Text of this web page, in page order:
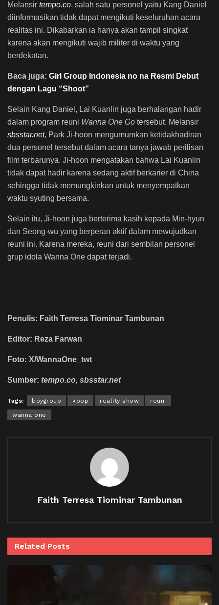
Melansir tempo.co, salah satu personel yaitu Kang Daniel
diinformasikan tidak dapat mengikuti keseluruhan acara
realitas ini. Dikabarkan ia hanya akan tampil singkat
karena akan mengikuti wajib militer di waktu yang
berdekatan.
Baca juga: Girl Group Indonesia no na Resmi Debut
dengan Lagu “Shoot”
Selain Kang Daniel, Lai Kuanlin juga berhalangan hadir
dalam program reuni Wanna One Go tersebut. Melansir
sbsstar.net, Park Ji-hoon mengumumkan ketidakhadiran
dua personel tersebut dalam acara tanya jawab perilisan
film terbarunya. Ji-hoon mengatakan bahwa Lai Kuanlin
tidak dapat hadir karena sedang aktif berkarier di China
sehingga tidak memungkinkan untuk menyempatkan
waktu syuting bersama.
Selain itu, Ji-hoon juga berterima kasih kepada Min-hyun
dan Seong-wu yang berperan aktif dalam mewujudkan
reuni ini. Karena mereka, reuni dari sembilan personel
grup idola Wanna One dapat terjadi.
Penulis: Faith Terresa Tiominar Tambunan
Editor: Reza Farwan
Foto: X/WannaOne_twt
Sumber: tempo.co, sbsstar.net
Tags: boygroup kpop reality show reuni
wanna one
Faith Terresa Tiominar Tambunan
Related Posts